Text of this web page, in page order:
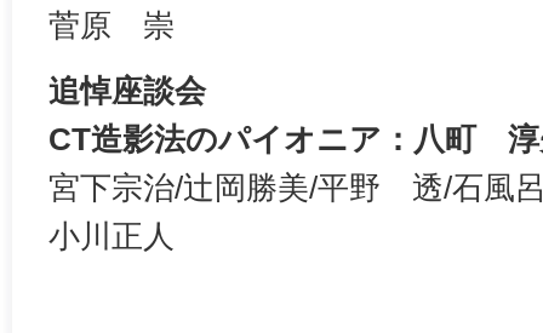
菅原 崇
追悼座談会
CT造影法のパイオニア：八町
宮下宗治/辻岡勝美/平野 透/石風
小川正人